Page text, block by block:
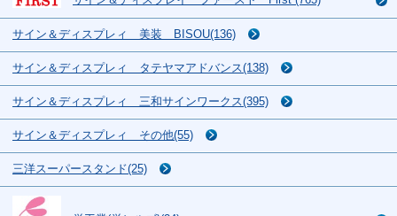
サイン＆ディスプレィ 美装 BISOU(136)
サイン＆ディスプレィ タテヤマアドバンス(138)
サイン＆ディスプレィ 三和サインワークス(395)
サイン＆ディスプレィ その他(55)
三洋スーパースタンド(25)